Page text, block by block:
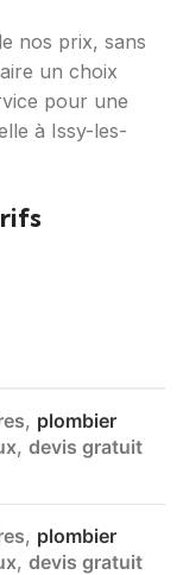
nos prix, sans
un choix
pour une
à Issy-les-
, plombier
, devis gratuit
, plombier
, devis gratuit